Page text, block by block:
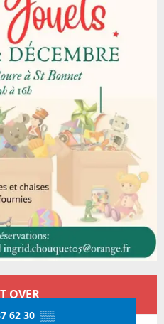
OVER
62 30 ▒▒